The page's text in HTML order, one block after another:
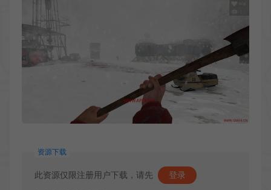
资源下载
此资源仅限注册用户下载，请先 登录